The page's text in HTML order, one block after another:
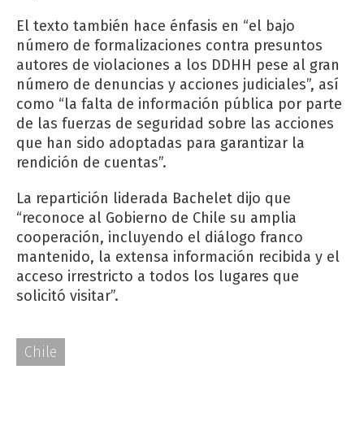
El texto también hace énfasis en “el bajo
número de formalizaciones contra presuntos
autores de violaciones a los DDHH pese al gran
número de denuncias y acciones judiciales”, así
como “la falta de información pública por parte
de las fuerzas de seguridad sobre las acciones
que han sido adoptadas para garantizar la
rendición de cuentas”.
La repartición liderada Bachelet dijo que
“reconoce al Gobierno de Chile su amplia
cooperación, incluyendo el diálogo franco
mantenido, la extensa información recibida y el
acceso irrestricto a todos los lugares que
solicitó visitar”.
Chile